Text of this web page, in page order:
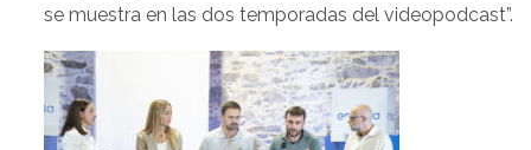
se muestra en las dos temporadas del videopodcast”.